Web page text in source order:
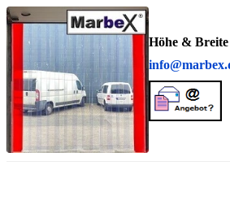
Höhe &